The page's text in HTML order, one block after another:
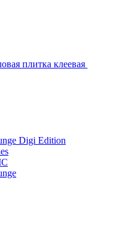
плитка клеевая
Digi Edition